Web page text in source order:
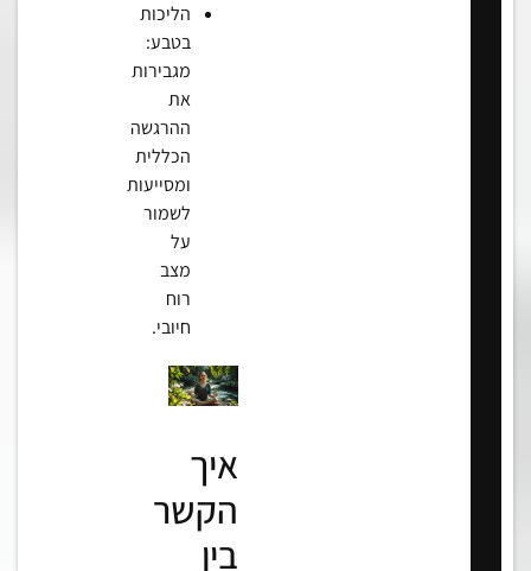
הליכות
בטבע:
מגבירות
את
ההרגשה
הכללית
ומסייעות
לשמור
על
מצב
רוח
חיובי.
איך
הקשר
בין